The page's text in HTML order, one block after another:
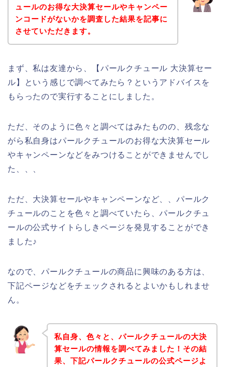
ュールのお得な大決算セールやキャンペー
ンコードがないかを調査した結果を記事に
させていただきます。
まず、私は友達から、【パールクチュール 大決算セー
ル】という感じで調べてみたら？というアドバイスを
もらったので実行することにしました。
ただ、そのように色々と調べてはみたものの、残念な
がら私自身はパールクチュールのお得な大決算セール
やキャンペーンなどをみつけることができませんでし
た、、、
ただ、大決算セールやキャンペーンなど、、パールク
チュールのことを色々と調べていたら、パールクチュ
ールの公式サイトらしきページを発見することができ
ました♪
なので、パールクチュールの商品に興味のある方は、
下記ページなどをチェックされるとよいかもしれませ
ん。
私自身、色々と、パールクチュールの大決
算セールの情報を調べてみました！その結
果、下記パールクチュールの公式ページよ